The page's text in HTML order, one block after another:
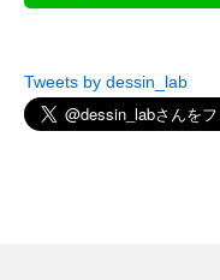
Tweets by dessin_lab